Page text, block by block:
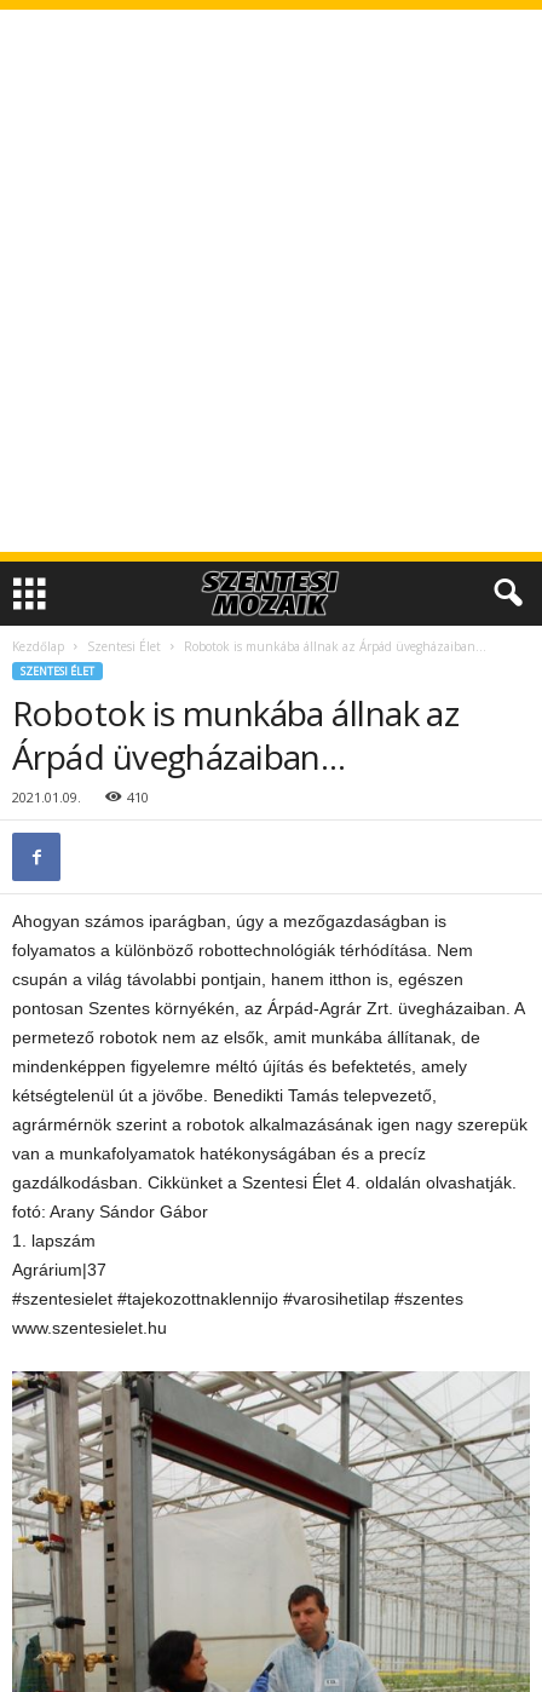
Kezdőlap Szentesi Élet Robotok is munkába állnak az Árpád üvegházaiban…
SZENTESI ÉLET
Robotok is munkába állnak az
Árpád üvegházaiban…
2021.01.09. 410
Ahogyan számos iparágban, úgy a mezőgazdaságban is
folyamatos a különböző robottechnológiák térhódítása. Nem
csupán a világ távolabbi pontjain, hanem itthon is, egészen
pontosan Szentes környékén, az Árpád-Agrár Zrt. üvegházaiban. A
permetező robotok nem az elsők, amit munkába állítanak, de
mindenképpen figyelemre méltó újítás és befektetés, amely
kétségtelenül út a jövőbe. Benedikti Tamás telepvezető,
agrármérnök szerint a robotok alkalmazásának igen nagy szerepük
van a munkafolyamatok hatékonyságában és a precíz
gazdálkodásban. Cikkünket a Szentesi Élet 4. oldalán olvashatják.
fotó: Arany Sándor Gábor
1. lapszám
Agrárium|37
#szentesielet #tajekozottnaklennijo #varosihetilap #szentes
www.szentesielet.hu